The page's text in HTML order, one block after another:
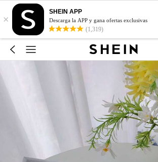
×
SHEIN APP
Descarga la APP y gana ofertas exclusivas
(1,319)